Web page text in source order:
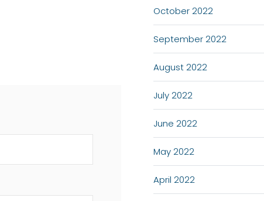
October 2022
September 2022
August 2022
July 2022
June 2022
May 2022
April 2022